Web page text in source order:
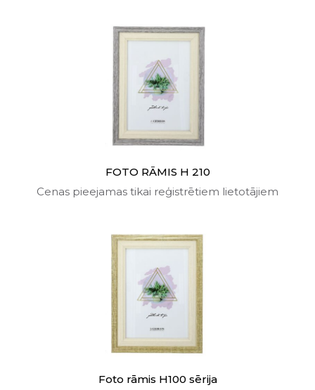
FOTO RĀMIS H 210
Cenas pieejamas tikai reģistrētiem lietotājiem
Foto rāmis H100 sērija